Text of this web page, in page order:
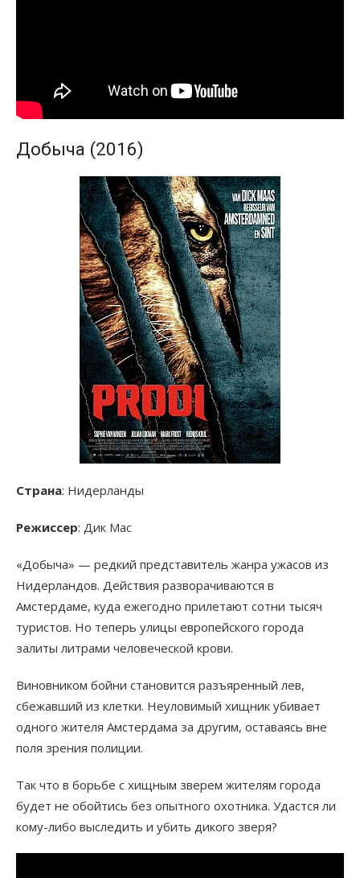
Добыча (2016)
Страна: Нидерланды
Режиссер: Дик Мас
«Добыча» — редкий представитель жанра ужасов из
Нидерландов. Действия разворачиваются в
Амстердаме, куда ежегодно прилетают сотни тысяч
туристов. Но теперь улицы европейского города
залиты литрами человеческой крови.
Виновником бойни становится разъяренный лев,
сбежавший из клетки. Неуловимый хищник убивает
одного жителя Амстердама за другим, оставаясь вне
поля зрения полиции.
Так что в борьбе с хищным зверем жителям города
будет не обойтись без опытного охотника. Удастся ли
кому-либо выследить и убить дикого зверя?